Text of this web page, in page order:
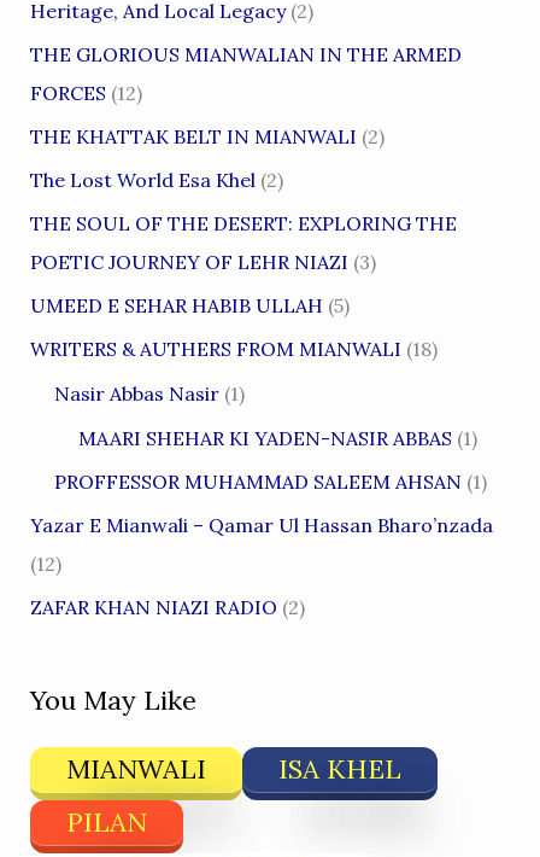
Heritage, And Local Legacy(2)
THE GLORIOUS MIANWALIAN IN THE ARMED
FORCES (12)
THE KHATTAK BELT IN MIANWALI (2)
The Lost World Esa Khel (2)
THE SOUL OF THE DESERT: EXPLORING THE
POETIC JOURNEY OF LEHR NIAZI (3)
UMEED E SEHAR HABIB ULLAH (5)
WRITERS & AUTHERS FROM MIANWALI (18)
Nasir Abbas Nasir(1)
MAARI SHEHAR KI YADEN-NASIR ABBAS (1)
PROFFESSOR MUHAMMAD SALEEM AHSAN (1)
Yazar E Mianwali – Qamar Ul Hassan Bharo’nzada
(12)
ZAFAR KHAN NIAZI RADIO (2)
You May Like
MIANWALI
ISA KHEL
PILAN